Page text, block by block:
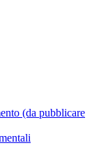
(da pubblicare